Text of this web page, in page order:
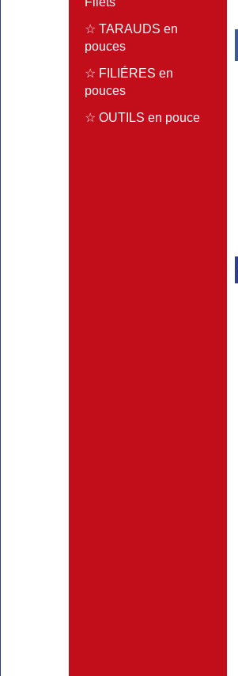
☆ TARAUDS en
pouces
☆ FILIÉRES en
pouces
☆ OUTILS en pouce